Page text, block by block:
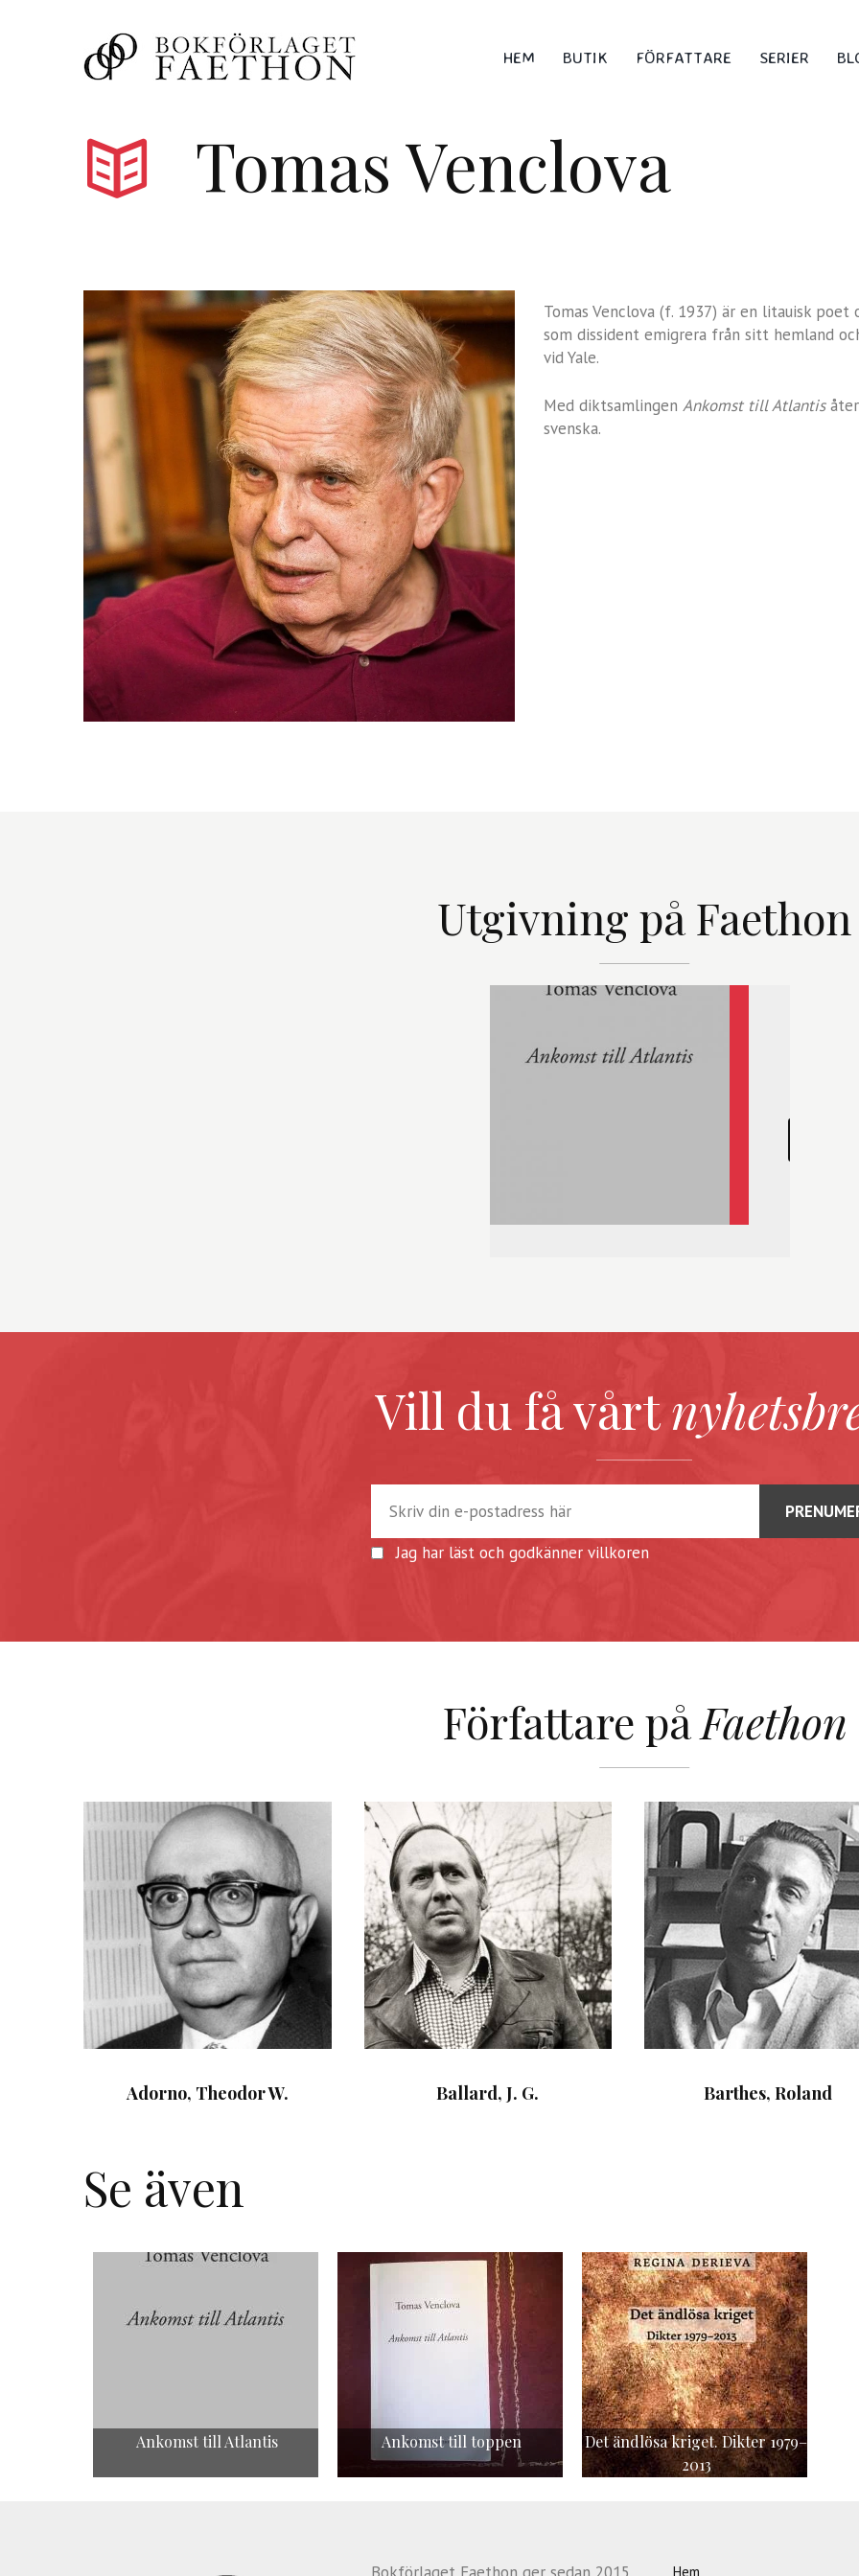
HEM BUTIK FÖRFATTARE SERIER
Tomas Venclova
Tomas Venclova (f. 1937) är en litauisk
som dissident emigrera från sitt hemland
vid Yale.
Med diktsamlingen Ankomst till Atlantis
svenska.
Utgivning på Faethon
Vill du få vårt
Jag har läst och godkänner villkoren
Författare påFaethon
Adorno, Theodor W. Ballard, J. G. Barthes, Roland
Se även
Ankomst till Atlantis Ankomst till toppen
Det ändlösa kriget. Dikter 1979–
2013
Hem